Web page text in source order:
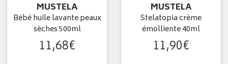
MUSTELA
Bébé huile lavante peaux
sèches 500ml
11,68€
MUSTELA
Stelatopia crème
émolliente 40ml
11,90€